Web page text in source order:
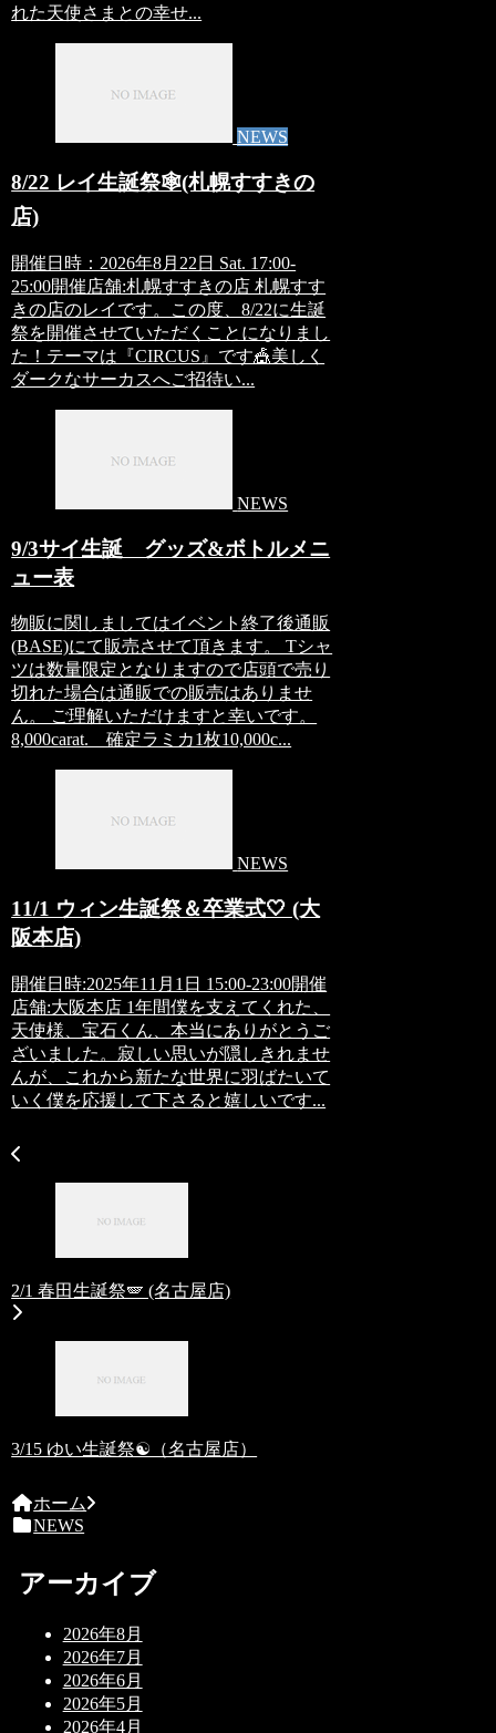
れた天使さまとの幸せ...
NEWS
8/22 レイ生誕祭🕸(札幌すすきの
店)
開催日時：2026年8月22日 Sat. 17:00-
25:00開催店舗:札幌すすきの店 札幌すす
きの店のレイです。この度、8/22に生誕
祭を開催させていただくことになりまし
た！テーマは『CIRCUS』です🎪美しく
ダークなサーカスへご招待い...
NEWS
9/3サイ生誕 グッズ&ボトルメニ
ュー表
物販に関しましてはイベント終了後通販
(BASE)にて販売させて頂きます。 Tシャ
ツは数量限定となりますので店頭で売り
切れた場合は通販での販売はありませ
ん。 ご理解いただけますと幸いです。
8,000carat. 確定ラミカ1枚10,000c...
NEWS
11/1 ウィン生誕祭＆卒業式🤍 (大
阪本店)
開催日時:2025年11月1日 15:00-23:00開催
店舗:大阪本店 1年間僕を支えてくれた、
天使様、宝石くん、本当にありがとうご
ざいました。寂しい思いが隠しきれませ
んが、これから新たな世界に羽ばたいて
いく僕を応援して下さると嬉しいです...
2/1 春田生誕祭🪽 (名古屋店)
3/15 ゆい生誕祭☯️（名古屋店）
ホーム
NEWS
アーカイブ
2026年8月
2026年7月
2026年6月
2026年5月
2026年4月